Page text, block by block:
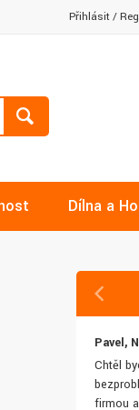
Přihlásit/
Dílna a
Pavel,
Chtěl
firmou